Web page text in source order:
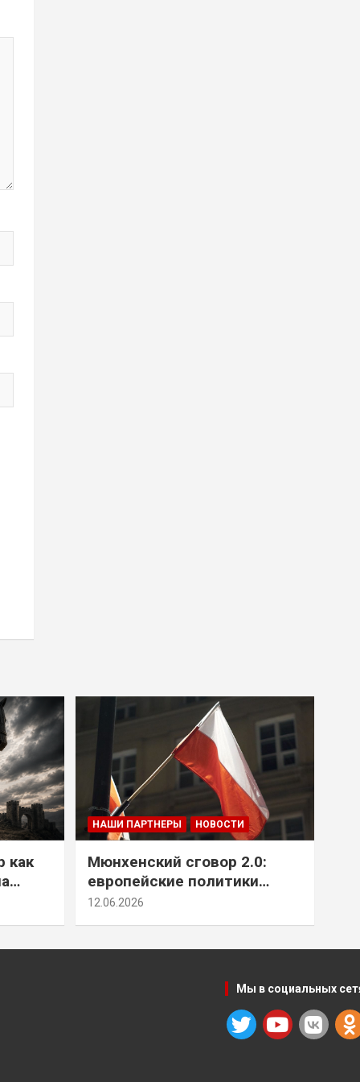
как
НАШИ ПАРТНЕРЫ НОВОСТИ
Мюнхенский сговор 2.0:
европейские политики
снова растят монстра у
12.06.2026
Мы в социальных